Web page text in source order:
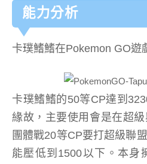
能力分析
卡璞鰭鰭在Pokemon GO遊
卡璞鰭鰭的50等CP達到
緣故，主要使用會是在超
團體戰20等CP要打超級聯
能壓低到1500以下。本身